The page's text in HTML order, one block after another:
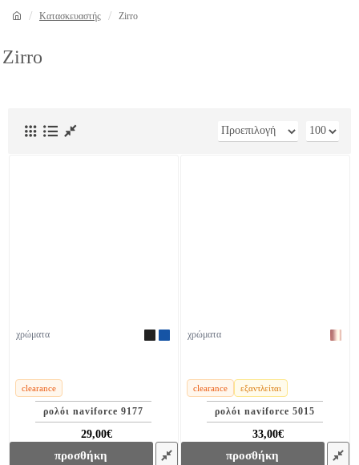
Κατασκευαστής Zirro
Zirro
clearance
χρώματα
ρολόι naviforce 9177
29,00€
προσθήκη
clearance εξαντλείται
χρώματα
ρολόι naviforce 5015
33,00€
προσθήκη